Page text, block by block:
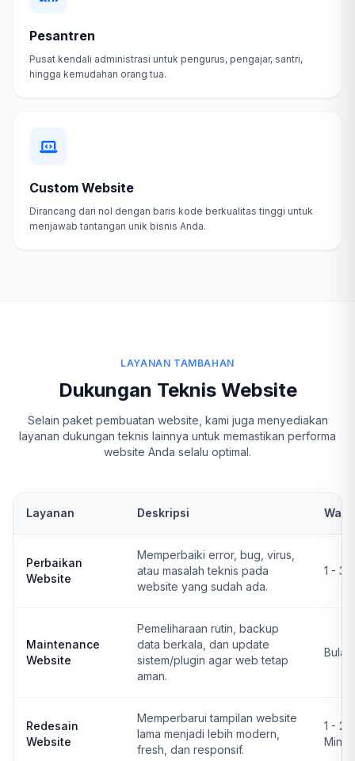
Pesantren
Pusat kendali administrasi untuk pengurus, pengajar, santri,
hingga kemudahan orang tua.
Custom Website
Dirancang dari nol dengan baris kode berkualitas tinggi untuk
menjawab tantangan unik bisnis Anda.
LAYANAN TAMBAHAN
Dukungan Teknis Website
Selain paket pembuatan website, kami juga menyediakan
layanan dukungan teknis lainnya untuk memastikan performa
website Anda selalu optimal.
Layanan Deskripsi
Perbaikan
Website
Memperbaiki error, bug, virus,
atau masalah teknis pada
website yang sudah ada.
1 - 3
Maintenance
Website
Pemeliharaan rutin, backup
data berkala, dan update
sistem/plugin agar web tetap
aman.
Redesain
Website
Memperbarui tampilan website
lama menjadi lebih modern,
fresh, dan responsif.
1 - 2